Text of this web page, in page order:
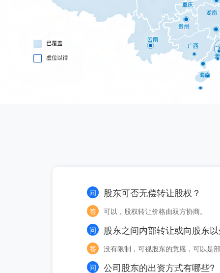
问 股东可否无偿转让股权？
答
可以，股权转让价格由双方协商。
问
股东之间内部转让或向股东
答
没有限制，可视股东的意愿，可以是
问
公司股东的出资方式有哪些?